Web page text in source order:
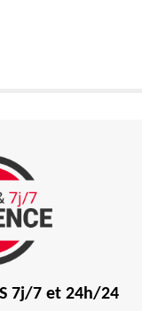
7j/7 et 24h/24